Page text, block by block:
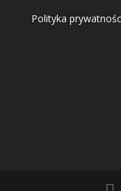
Polityka